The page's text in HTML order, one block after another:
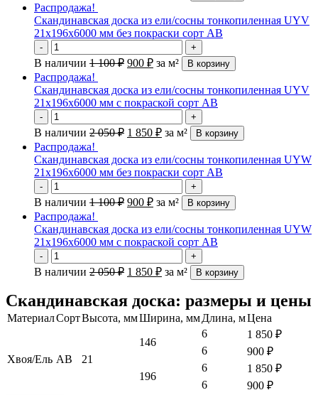
Распродажа!
Скандинавская доска из ели/сосны тонкопиленная UYV
21х196х6000 мм без покраски сорт АВ
- +
В наличии 1 100₽ 900 ₽ за м² В корзину
Распродажа!
Скандинавская доска из ели/сосны тонкопиленная UYV
21х196х6000 мм с покраской сорт АВ
- +
В наличии 2 050₽ 1 850 ₽ за м² В корзину
Распродажа!
Скандинавская доска из ели/сосны тонкопиленная UYW
21х196х6000 мм без покраски сорт АВ
- +
В наличии 1 100₽ 900 ₽ за м² В корзину
Распродажа!
Скандинавская доска из ели/сосны тонкопиленная UYW
21х196х6000 мм с покраской сорт АВ
- +
В наличии 2 050₽ 1 850 ₽ за м² В корзину
Скандинавская доска: размеры и цены
МатериалСортВысота, ммШирина, ммДлина, мЦена
Хвоя/Ель АВ 21
146
6 1 850 ₽
6
900 ₽
196
6 1 850 ₽
6
900 ₽